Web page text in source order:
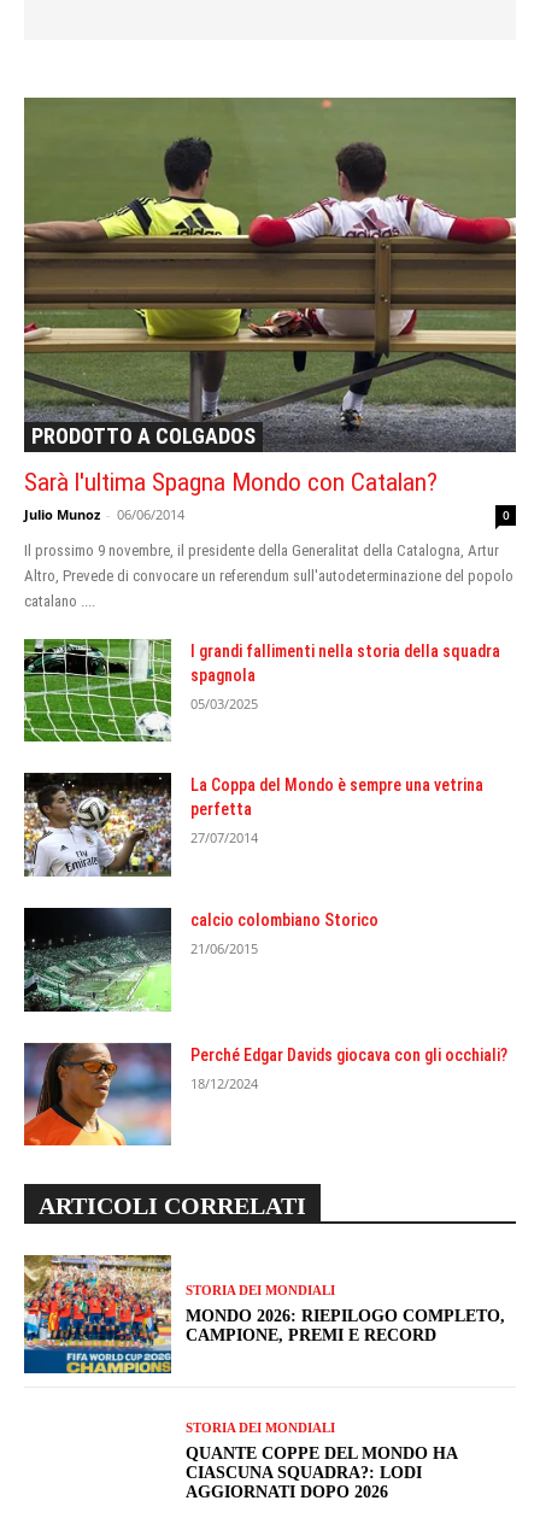
PRODOTTO A COLGADOS
Sarà l'ultima Spagna Mondo con Catalan?
Julio Munoz - 06/06/2014 0
Il prossimo 9 novembre, il presidente della Generalitat della Catalogna, Artur
Altro, Prevede di convocare un referendum sull'autodeterminazione del popolo
catalano ....
I grandi fallimenti nella storia della squadra
spagnola
05/03/2025
La Coppa del Mondo è sempre una vetrina
perfetta
27/07/2014
calcio colombiano Storico
21/06/2015
Perché Edgar Davids giocava con gli occhiali?
18/12/2024
ARTICOLI CORRELATI
STORIA DEI MONDIALI
MONDO 2026: RIEPILOGO COMPLETO,
CAMPIONE, PREMI E RECORD
STORIA DEI MONDIALI
QUANTE COPPE DEL MONDO HA
CIASCUNA SQUADRA?: LODI
AGGIORNATI DOPO 2026